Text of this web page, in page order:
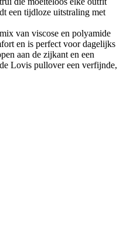
een tijdloze uitstraling met
van viscose en polyamide
en is perfect voor dagelijks
aan de zijkant en een
Lovis pullover een verfijnde,